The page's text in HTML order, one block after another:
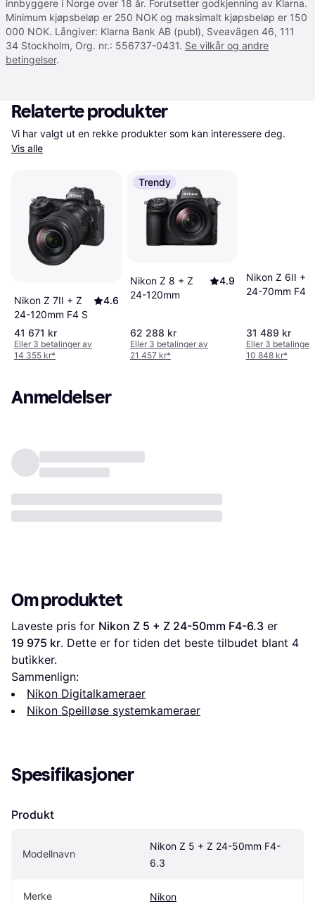
innbyggere i Norge over 18 år. Forutsetter godkjenning av Klarna.
Minimum kjøpsbeløp er 250 NOK og maksimalt kjøpsbeløp er 150
000 NOK. Långiver: Klarna Bank AB (publ), Sveavägen 46, 111
34 Stockholm, Org. nr.: 556737-0431. Se vilkår og andre
betingelser.
Relaterte produkter
Vis alle
Nikon Z 7II + Z
24-120mm F4 S
4.6
41 671 kr
Eller 3 betalinger av
14 355 kr*
Trendy
Nikon Z 8 + Z
24-120mm
4.9
62 288 kr
Eller 3 betalinger av
21 457 kr*
Nikon Z 6II + Z
24-70mm F4 S
31 489 kr
Eller 3 betalinger
10 848 kr*
Anmeldelser
Om produktet
Laveste pris for Nikon Z 5 + Z 24-50mm F4-6.3
19 975 kr. Dette er for tiden det beste tilbudet blant 4
butikker.
Sammenlign:
Nikon Digitalkameraer
Nikon Speilløse systemkameraer
Spesifikasjoner
Produkt
Modellnavn
Nikon Z 5 + Z 24-50mm F4-
6.3
Merke Nikon